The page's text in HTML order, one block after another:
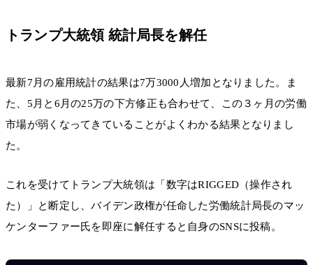
トランプ大統領 統計局長を解任
最新7月の雇用統計の結果は7万3000人増加となりました。ま
た、5月と6月の25万の下方修正も合わせて、この３ヶ月の労働
市場が弱くなってきていることがよくわかる結果となりまし
た。
これを受けてトランプ大統領は「数字はRIGGED（操作され
た）」と断定し、バイデン政権が任命した労働統計局長のマッ
ケンターファー氏を即座に解任すると自身のSNSに投稿。